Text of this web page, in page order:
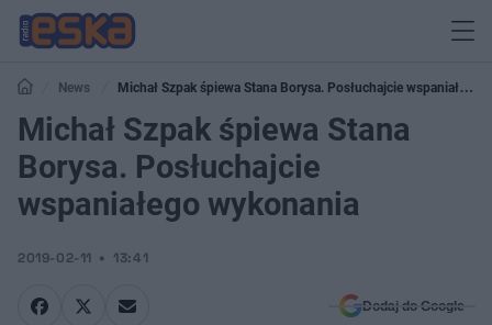
News
Michał Szpak śpiewa Stana Borysa. Posłuchajcie wspaniałego
wykonania
Michał Szpak śpiewa Stana
Borysa. Posłuchajcie
wspaniałego wykonania
2019-02-11 13:41
Dodaj do Google